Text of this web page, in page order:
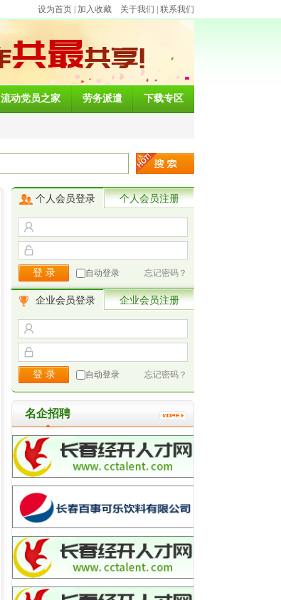
设为首页 加入收藏 关于我们 联系我们
流动党员之家 劳务派遣 下载专区
个人会员登录 个人会员注册
自动登录 忘记密码？
企业会员登录 企业会员注册
自动登录 忘记密码？
名企招聘